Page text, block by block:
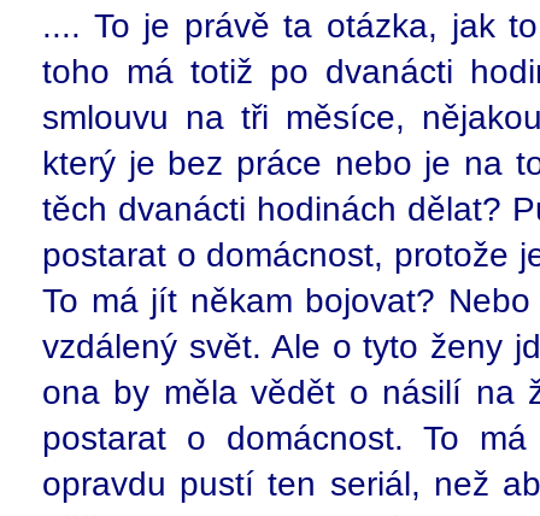
.... To je právě ta otázka, jak
toho má totiž po dvanácti
smlouvu na tři měsíce,
který je bez práce nebo je na
těch dvanácti hodinách dělat?
postarat o domácnost, protože
To má jít někam bojovat?
vzdálený svět. Ale o tyto ženy
ona by měla vědět o násilí na
postarat o domácnost. To
opravdu pustí ten seriál, než